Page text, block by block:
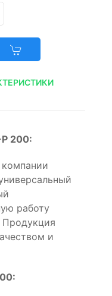
200:
компании
работу
Продукция
и